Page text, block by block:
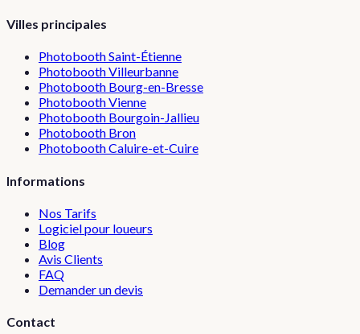
Villes principales
PhotoboothSaint-Étienne
PhotoboothVilleurbanne
Photobooth Bourg-en-Bresse
PhotoboothVienne
Photobooth Bourgoin-Jallieu
Photobooth Bron
PhotoboothCaluire-et-Cuire
Informations
Nos Tarifs
Logiciel pour loueurs
Blog
Avis Clients
FAQ
Demander un devis
Contact